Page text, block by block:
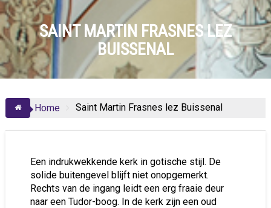
SAINT MARTIN FRASNES LEZ
BUISSENAL
Home Saint Martin Frasnes lez Buissenal
Een indrukwekkende kerk in gotische stijl. De
solide buitengevel blijft niet onopgemerkt.
Rechts van de ingang leidt een erg fraaie deur
naar een Tudor-boog. In de kerk zijn een oud